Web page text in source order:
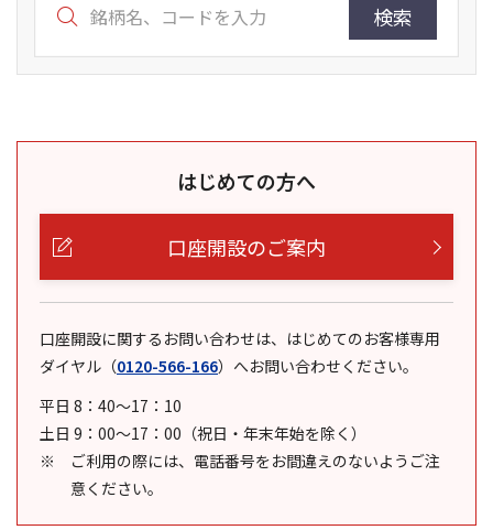
検索
はじめての方へ
口座開設のご案内
口座開設に関するお問い合わせは、はじめてのお客様専用
ダイヤル （0120-566-166） へお問い合わせください。
平日 8：40～17：10
土日 9：00～17：00（祝日・年末年始を除く）
ご利用の際には、電話番号をお間違えのないようご注
意ください。